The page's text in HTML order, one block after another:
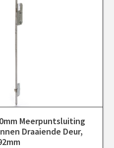
Meerpuntsluiting
Draaiende Deur,